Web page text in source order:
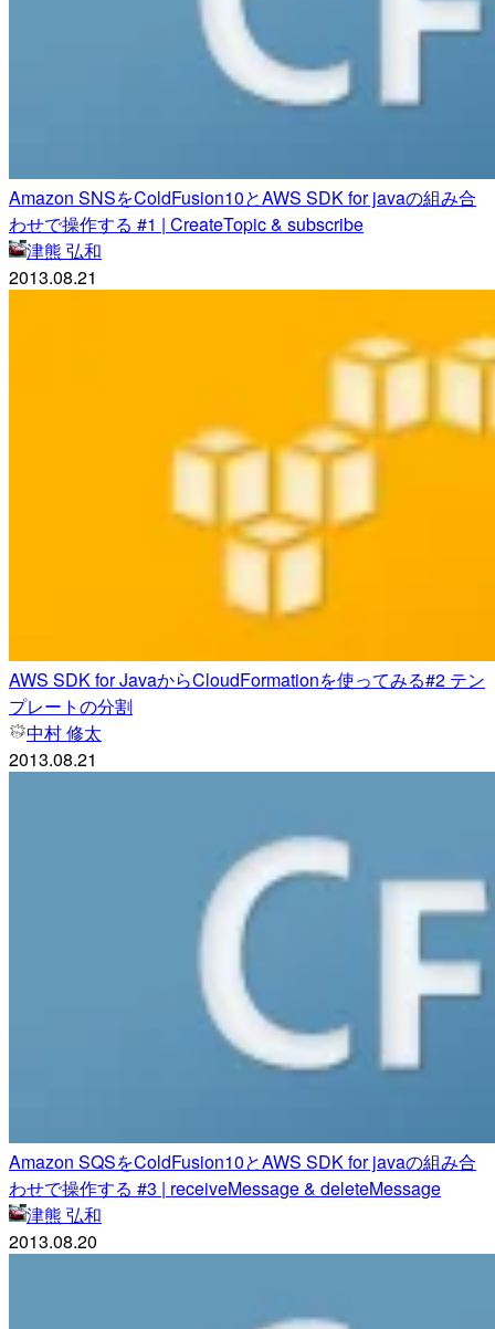
Amazon SNSをColdFusion10とAWS SDK for javaの組み合
わせで操作する #1 | CreateTopic & subscribe
津熊 弘和
2013.08.21
AWS SDK for JavaからCloudFormationを使ってみる#2 テン
プレートの分割
中村 修太
2013.08.21
Amazon SQSをColdFusion10とAWS SDK for javaの組み合
わせで操作する #3 | receiveMessage & deleteMessage
津熊 弘和
2013.08.20